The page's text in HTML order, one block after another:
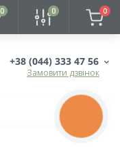
0 0 0
+38 (044) 333 47 56
Замовити дзвінок